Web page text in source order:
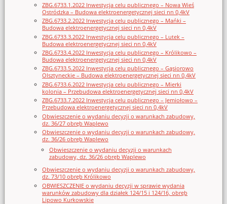
ZBG.6733.1.2022 Inwestycja celu publicznego – Nowa Wieś
Ostródzka – Budowa elektroenergetycznej sieci nn 0,4kV
ZBG.6733.2.2022 Inwestycja celu publicznego – Mańki –
Budowa elektroenergetycznej sieci nn 0,4kV
ZBG.6733.3.2022 Inwestycja celu publicznego – Lutek –
Budowa elektroenergetycznej sieci nn 0,4kV
ZBG.6733.4.2022 Inwestycja celu publicznego – Królikowo –
Budowa elektroenergetycznej sieci nn 0,4kV
ZBG.6733.5.2022 Inwestycja celu publicznego – Gąsiorowo
Olsztyneckie – Budowa elektroenergetycznej sieci nn 0,4kV
ZBG.6733.6.2022 Inwestycja celu publicznego – Mierki
kolonia – Przebudowa elektroenergetycznej sieci nn 0,4kV
ZBG.6733.7.2022 Inwestycja celu publicznego – Jemiołowo –
Przebudowa elektroenergetycznej sieci nn 0,4kV
Obwieszczenie o wydaniu decyzji o warunkach zabudowy,
dz. 36/27 obręb Waplewo
Obwieszczenie o wydaniu decyzji o warunkach zabudowy,
dz. 36/26 obręb Waplewo
Obwieszczenie o wydaniu decyzji o warunkach
zabudowy, dz. 36/26 obręb Waplewo
Obwieszczenie o wydaniu decyzji o warunkach zabudowy,
dz. 73/10 obręb Królikowo
OBWIESZCZENIE o wydaniu decyzji w sprawie wydania
warunków zabudowy dla działek 124/15 i 124/16, obręb
Lipowo Kurkowskie